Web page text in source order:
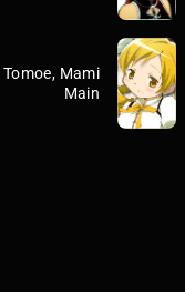
Tomoe, Mami
Main